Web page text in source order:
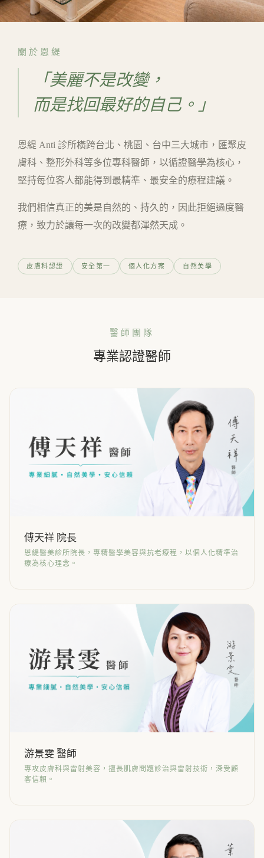
關於恩緹
「美麗不是改變，
而是找回最好的自己。」
恩緹 Anti 診所橫跨台北、桃園、台中三大城市，匯聚皮
膚科、整形外科等多位專科醫師，以循證醫學為核心，
堅持每位客人都能得到最精準、最安全的療程建議。
我們相信真正的美是自然的、持久的，因此拒絕過度醫
療，致力於讓每一次的改變都渾然天成。
皮膚科認證 安全第一 個人化方案 自然美學
醫師團隊
專業認證醫師
傅天祥 院長
恩緹醫美診所院長，專精醫學美容與抗老療程，以個人化精準治
療為核心理念。
游景雯 醫師
專攻皮膚科與雷射美容，擅長肌膚問題診治與雷射技術，深受顧
客信賴。